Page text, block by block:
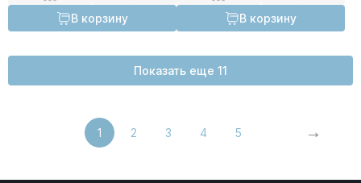
В корзину В корзину
Показать еще 11
1 2 3 4 5